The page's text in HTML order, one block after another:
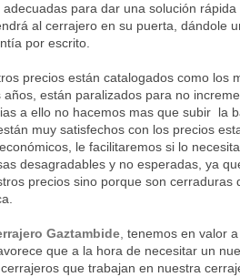
adecuadas para dar una solución
al cerrajero en su puerta, dándole
por escrito.
están catalogados como los
años, están paralizados para no
a ello no hacemos mas que subir la
muy satisfechos con los precios
le facilitaremos si lo
desagradables y no esperadas, ya
precios sino porque son
Gaztambide, tenemos en valor
que a la hora de necesitar un
que trabajan en nuestra